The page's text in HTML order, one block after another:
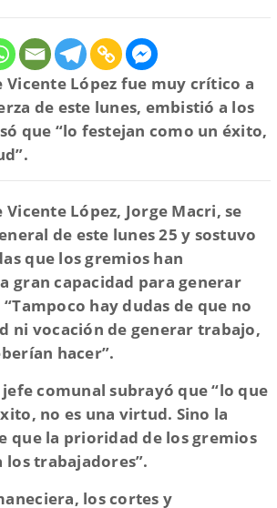
Vicente López fue muy crítico a
de este lunes, embistió a los
que “lo festejan como un éxito,
López, Jorge Macri, se
de este lunes 25 y sostuvo
que los gremios han
gran capacidad para generar
“Tampoco hay dudas de que no
ni vocación de generar trabajo,
hacer”.
jefe comunal subrayó que “lo que
no es una virtud. Sino la
que la prioridad de los gremios
los trabajadores”.
los cortes y